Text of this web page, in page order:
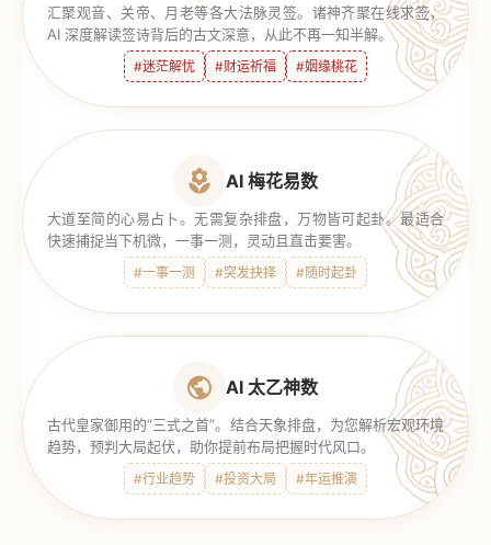
汇聚观音、关帝、月老等各大法脉灵签。诸神齐聚在线求签，
AI 深度解读签诗背后的古文深意，从此不再一知半解。
#迷茫解忧 #财运祈福 #姻缘桃花
AI 梅花易数
大道至简的心易占卜。无需复杂排盘，万物皆可起卦。最适合
快速捕捉当下机微，一事一测，灵动且直击要害。
#一事一测 #突发抉择 #随时起卦
AI 太乙神数
古代皇家御用的“三式之首”。结合天象排盘，为您解析宏观环境
趋势，预判大局起伏，助你提前布局把握时代风口。
#行业趋势 #投资大局 #年运推演